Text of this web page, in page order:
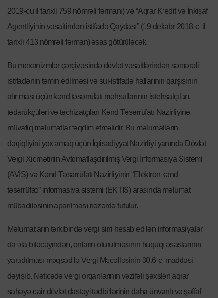
2019-cu il tarixli 759 nömrəli fərmanı) və “Aqrar Kredit və İnkişaf
Agentliyinin vəsaitindən istifadə Qaydası” (19 dekabr 2018-ci il
tarixli 413 nömrəli fərman) əsas götürüləcək.
Bu mexanizmlər çərçivəsində dövlət vəsaitlərindən səmərəli
istifadənin təmin edilməsi və sui-istifadə hallarının qarşısının
alınması üçün kənd təsərrüfatı məhsullarının istehsalçıları,
tədarükçüləri və təchizatçıları Kənd Təsərrüfatı Nazirliyinə
müvafiq məlumatlar təqdim etməlidir. Bu məlumatların
dəqiqliyini yoxlamaq üçün İqtisadiyyat Nazirliyi yanında Dövlət
Vergi Xidmətinin Avtomatlaşdırılmış Vergi İnformasiya Sistemi
(AVİS) və Kənd Təsərrüfatı Nazirliyinin “Elektron kənd
təsərrüfatı” informasiya sistemi (EKTİS) arasında məlumat
mübadiləsinin aparılması nəzərdə tutulur.
Məlumatların tərkibində vergi sirri hesab edilən informasiyalar
da ola biləcəyindən, onların ötürülməsinin hüquqi əsaslarının
yaradılması məqsədilə Vergi Məcəlləsinin 30.6-cı maddəsi
dəyişib. Nəticədə vergi orqanlarının vəzifəli şəxsləri aqrar
sahəyə dair dövlət dəstəyi tədbirlərinin daha ünvanlı və şəffaf